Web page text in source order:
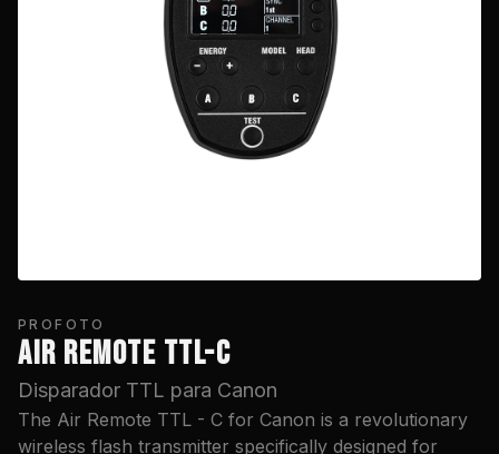
PROFOTO
AIR REMOTE TTL-C
Disparador TTL para Canon
The Air Remote TTL - C for Canon is a revolutionary
wireless flash transmitter specifically designed for